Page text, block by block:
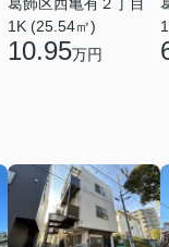
1K (25.54㎡)
10.95万円